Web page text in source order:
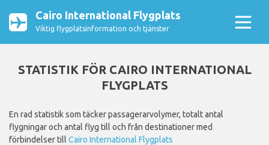
Cairo International Flygplats
Viktig flygplatsinformation och tjänster
STATISTIK FÖR CAIRO INTERNATIONAL
FLYGPLATS
En rad statistik som täcker passagerarvolymer, totalt antal
flygningar och antal flyg till och från destinationer med
förbindelser till Cairo International Flygplats